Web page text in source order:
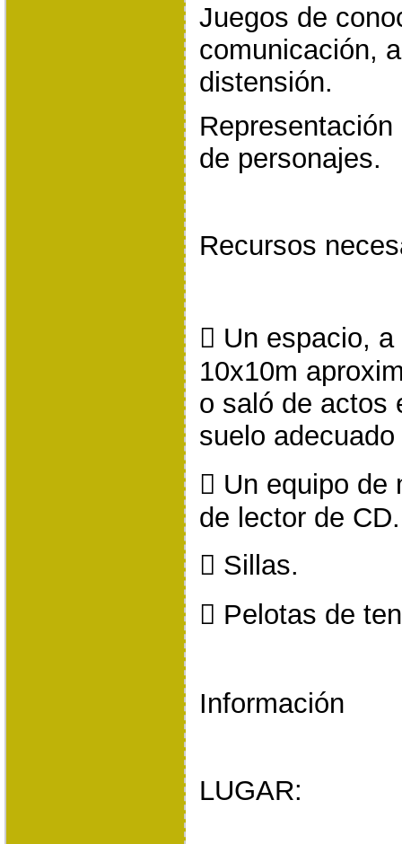
Juegos de
comunicación,
distensión.
de personajes.
Recursos
 Un espacio,
10x10m
o saló de actos
suelo
 Un equipo de
de lector de CD.
 Sillas.
 Pelotas de
Información
LUGAR: